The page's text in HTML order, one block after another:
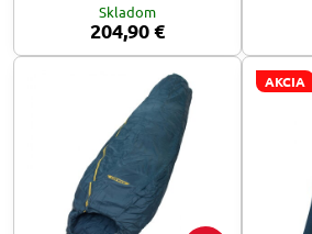
Skladom
204,90 €
AKCIA